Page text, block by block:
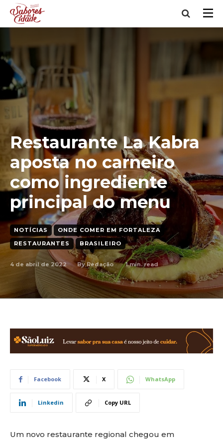
Restaurante La Kabra
aposta no carneiro
como ingrediente
principal do menu
NOTÍCIAS
ONDE COMER EM FORTALEZA
RESTAURANTES
BRASILEIRO
4 de abril de 2022 By Redação 1min. read
Facebook X WhatsApp
Linkedin Copy URL
Um novo restaurante regional chegou em